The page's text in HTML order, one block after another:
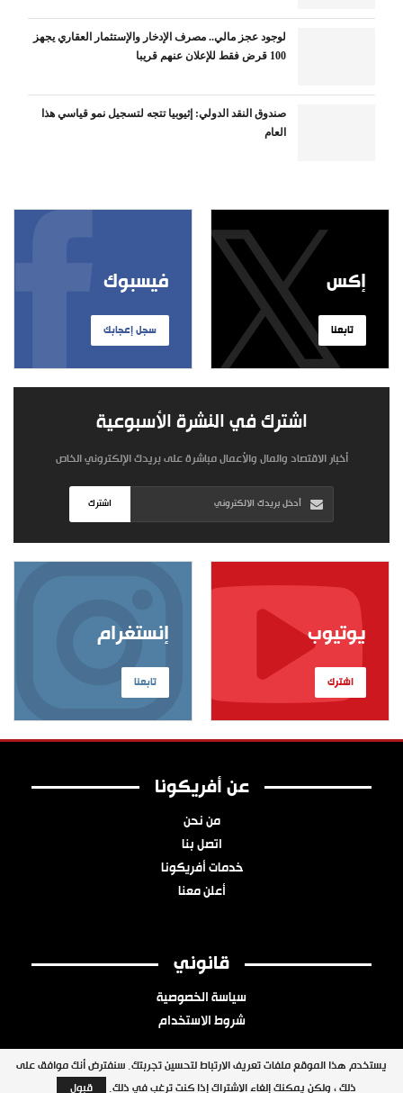
لوجود عجز مالي.. مصرف الإدخار والإستثمار العقاري يجهز
100 قرض فقط للإعلان عنهم قريبا
صندوق النقد الدولي: إثيوبيا تتجه لتسجيل نمو قياسي هذا
العام
فيسبوك
سجل إعجابك
إكس
تابعنا
اشترك في النشرة الأسبوعية
أخبار الاقتصاد والمال والأعمال مباشرة على بريدك الإلكتروني الخاص
اشترك
إنستغرام
تابعنا
يوتيوب
اشترك
عن أفريكونا
من نحن
اتصل بنا
خدمات أفريكونا
أعلن معنا
قانوني
سياسة الخصوصية
شروط الاستخدام
جميع الحقوق محفوظة © 2026 شبكة أفريكونا
يستخدم هذا الموقع ملفات تعريف الارتباط لتحسين تجربتك. سنفترض أنك موافق على
ذلك ، ولكن يمكنك إلغاء الاشتراك إذا كنت ترغب في ذلك.
قبول